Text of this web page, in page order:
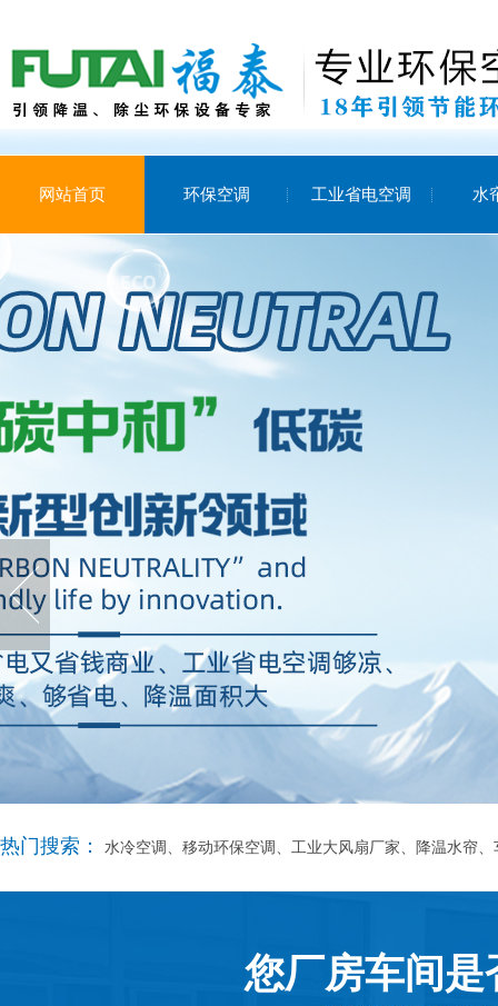
网站首页 环保空调 工业省电空调 水
热门搜索： 水冷空调、移动环保空调、工业大风扇厂家、降温水帘
您厂房车间